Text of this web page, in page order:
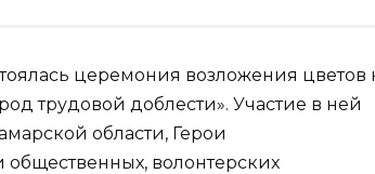
церемония возложения цветов
трудовой доблести». Участие в ней
области, Герои
общественных, волонтерских